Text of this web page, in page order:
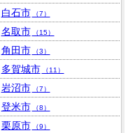
白石市 （7）
名取市 （15）
角田市 （3）
多賀城市 （11）
岩沼市 （7）
登米市 （8）
栗原市 （9）